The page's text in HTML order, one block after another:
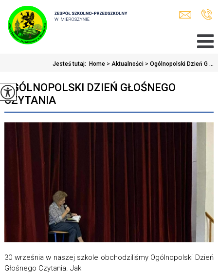
Jesteś tutaj: Home > Aktualności > Ogólnopolski Dzień G ...
OGÓLNOPOLSKI DZIEŃ GŁOŚNEGO
CZYTANIA
30 września w naszej szkole obchodziliśmy Ogólnopolski Dzień
Głośnego Czytania. Jak